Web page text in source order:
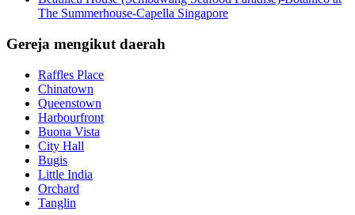
The Summerhouse-Capella Singapore
Gereja mengikut daerah
Raffles Place
Chinatown
Queenstown
Harbourfront
Buona Vista
City Hall
Bugis
Little India
Orchard
Tanglin